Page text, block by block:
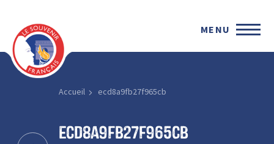
MENU
Accueil ecd8a9fb27f965cb
ecd8a9fb27f965cb